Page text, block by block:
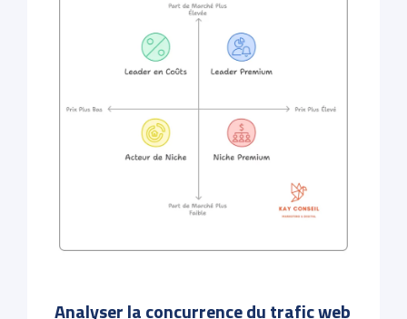
Analyser la concurrence du trafic web